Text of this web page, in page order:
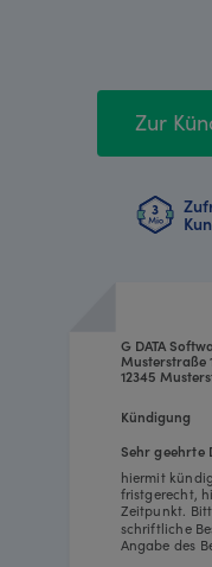
Zur
G DATA
Musterstraße
12345
hiermit
fristgerecht,
Zeitpunkt.
schriftliche
Angabe des
Sehr geehrte
Kündigung